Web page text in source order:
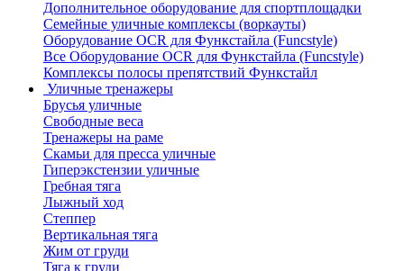
Дополнительное оборудование для спортплощадки
Семейные уличные комплексы (воркауты)
Оборудование OCR для Функстайла (Funcstyle)
Все Оборудование OCR для Функстайла (Funcstyle)
Комплексы полосы препятствий Функстайл
Уличные тренажеры
Брусья уличные
Свободные веса
Тренажеры на раме
Скамьи для пресса уличные
Гиперэкстензии уличные
Гребная тяга
Лыжный ход
Степпер
Вертикальная тяга
Жим от груди
Тяга к груди